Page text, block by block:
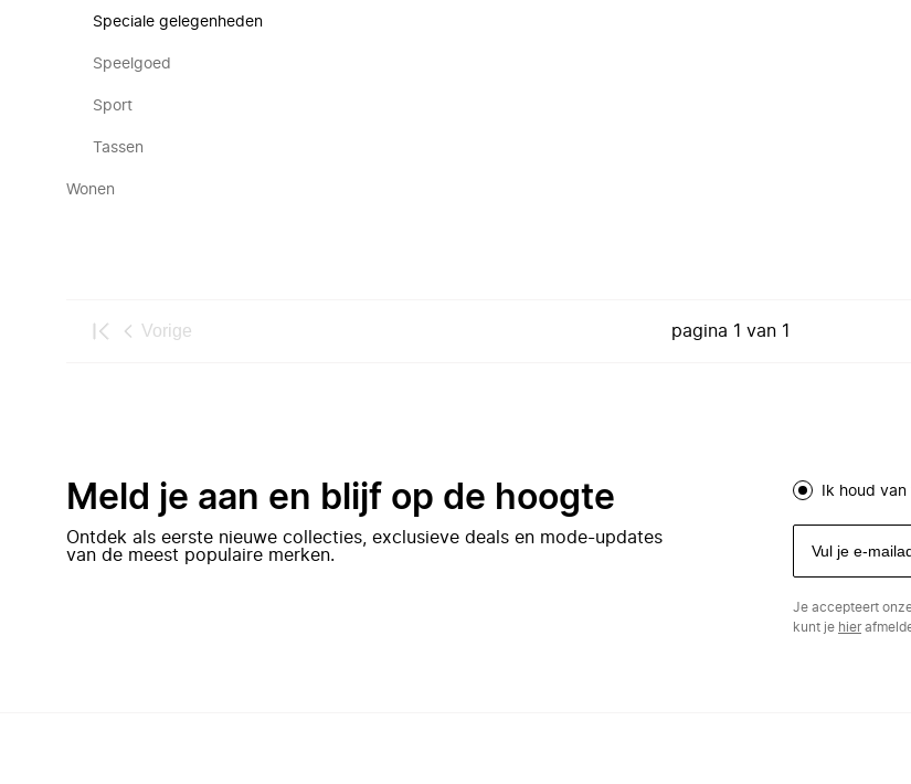
Speciale gelegenheden
Speelgoed
Sport
Tassen
Wonen
Vorige pagina 1 van 1
Meld je aan en blijf op de hoogte
Ontdek als eerste nieuwe collecties, exclusieve deals en mode-updates
van de meest populaire merken.
Ik houd
Je accepteert
kunt je hier